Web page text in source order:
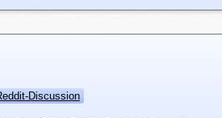
Discussion